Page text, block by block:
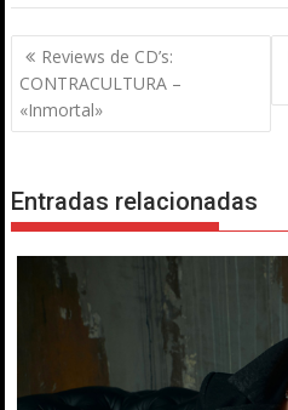
Navegación
de
entradas
Reviews de CD’s:
CONTRACULTURA –
«Inmortal»
Entradas relacionadas